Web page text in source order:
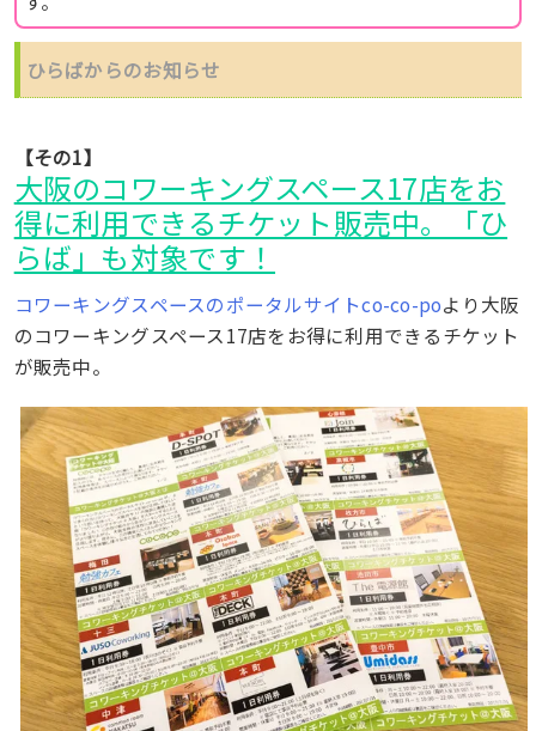
ひらばからのお知らせ
【その1】
大阪のコワーキングスペース17店をお
得に利用できるチケット販売中。「ひ
らば」も対象です！
コワーキングスペースのポータルサイトco-co-poより大阪
のコワーキングスペース17店をお得に利用できるチケット
が販売中。